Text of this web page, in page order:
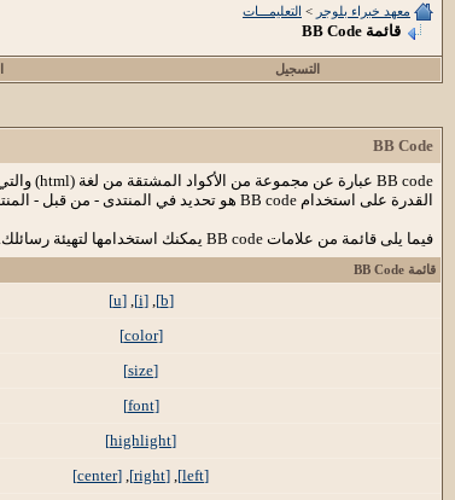
معهد خبراء بلوجر > التعليمـــات
قائمة BB Code
التسجيل
BB Code
القدرة على استخدام BB code هو تحديد في المنتدى - من قبل - المنتدى الأساسي بواسطة الإدارة ، لذا يجب عليك مراجعة قواعد المنتدى عند ارسال رسالة جديدة.
فيما يلى قائمة من علامات BB code يمكنك استخدامها لتهيئة رسائلك.
قائمة BB Code
[b]
,
[i]
,
[u]
[color]
[size]
[font]
[highlight]
[left]
,
[right]
,
[center]